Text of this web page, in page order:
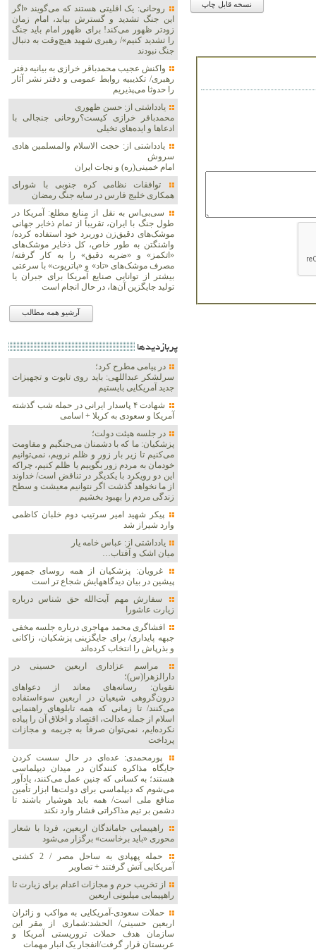
نسخه قابل چاپ
روحانی: یک اقلیتی هستند که می‌گویند «اگر
این جنگ تشدید و گسترش بیابد، امام زمان
زودتر ظهور می‌کند! برای ظهور امام باید جنگ
را تشدید کنیم»/ رهبری شهید هیچ‌وقت به دنبال
جنگ نبودند
واکنش عجیب محمدباقر خرازی به بیانیه دفتر
رهبری/ تکذیبیه روابط عمومی و دفتر نشر آثار
را حدوثا می‌پذیریم
یادداشتی از: حسن ظهوری
محمدباقر خرازی کیست؟روحانی جنجالی با
ادعاها و ایده‌های تخیلی
یادداشتی از: حجت الاسلام والمسلمین هادی
سروش
امام خمینی(ره) و نجات ایران
توافقات نظامی کره جنوبی با شورای
همکاری خلیج فارس در سایه جنگ رمضان
سی‌بی‌اس به نقل از منابع مطلع: آمریکا در
طول جنگ با ایران، تقریباً از تمام ذخایر جهانی
موشک‌های دقیق‌زن دوربرد خود استفاده کرده/
واشنگتن به طور خاص، کل ذخایر موشک‌های
«اتکمز» و «ضربه دقیق» را به کار گرفته/
مصرف موشک‌های «تاد» و «پاتریوت» با سرعتی
بیشتر از توانایی صنایع آمریکا برای جبران یا
تولید جایگزین آن‌ها، در حال انجام است
آرشیو همه مطالب
پربازديدها
در پیامی مطرح کرد؛
سرلشکر عبداللهی: باید روی تابوت و تجهیزات
جدید آمریکایی بایستیم
شهادت ۴ پاسدار ایرانی در حمله شب گذشته
آمریکا و سعودی به کربلا + اسامی
در جلسه هیئت دولت؛
پزشکیان: ما که با دشمنان می‌جنگیم و مقاومت
می‌کنیم تا زیر بار زور و ظلم نرویم، نمی‌توانیم
خودمان به مردم زور بگوییم یا ظلم کنیم، چراکه
این دو رویکرد با یکدیگر در تناقض است/ خداوند
از ما نخواهد گذشت اگر نتوانیم معیشت و سطح
زندگی مردم را بهبود بخشیم
پیکر شهید امیر سرتیپ دوم خلبان کاظمی
وارد شیراز شد
یادداشتی از: عباس خامه یار
میان اشک و آفتاب…
غرویان: پزشکیان از همه روسای جمهور
پیشین در بیان دیدگاههایش شجاع تر است
سفارش مهم آیت‌الله حق شناس درباره
زیارت عاشورا
افشاگری محمد مهاجری درباره جلسه مخفی
جبهه پایداری/ برای جایگزینی پزشکیان، زاکانی
و بذرپاش را انتخاب کرده‌اند
مراسم عزاداری اربعین حسینی در
دارالزهرا(س)؛
نقویان: رسانه‌های معاند از دعواهای
درون‌گروهی شیعیان در اربعین سوءاستفاده
می‌کنند/ تا زمانی که همه تابلوهای راهنمایی
اسلام از جمله عدالت، اقتصاد و اخلاق آن را پیاده
نکرده‌ایم، نمی‌توان صرفاً به جریمه و مجازات
پرداخت
پورمحمدی: عده‌ای در حال سست کردن
جایگاه مذاکره کنندگان در میدان دیپلماسی
هستند؛ به کسانی که چنین عمل می‌کنند، یادآور
می‌شوم که دیپلماسی برای دولت‌ها ابزار تأمین
منافع ملی است/ همه باید هوشیار باشند تا
دشمن بر تیم مذاکراتی فشار وارد نکند
راهپیمایی جاماندگان اربعین، فردا با شعار
محوری «باید برخاست» برگزار می‌شود
حمله پهپادی به ساحل مصر / 2 کشتی
آمریکایی آتش گرفتند + تصاویر
از تخریب حرم و مجازات اعدام برای زیارت تا
راهپیمایی میلیونی اربعین
حملات سعودی-آمریکایی به مواکب و زائران
اربعین حسینی/ الحشد:شماری از مقر این
سازمان هدف حملات تروریستی آمریکا و
عربستان قرار گرفت/انفجار یک انبار مهمات